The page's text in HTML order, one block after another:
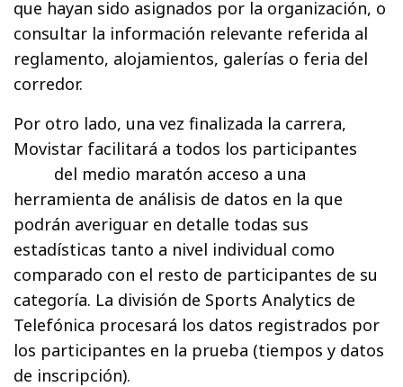
que hayan sido asignados por la organización, o
consultar la información relevante referida al
reglamento, alojamientos, galerías o feria del
corredor.
Por otro lado, una vez finalizada la carrera,
Movistar facilitará a todos los participantes
del medio maratón acceso a una
herramienta de análisis de datos en la que
podrán averiguar en detalle todas sus
estadísticas tanto a nivel individual como
comparado con el resto de participantes de su
categoría. La división de Sports Analytics de
Telefónica procesará los datos registrados por
los participantes en la prueba (tiempos y datos
de inscripción).